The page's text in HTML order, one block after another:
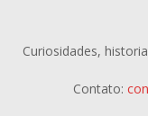
Curiosidades,
Contato: